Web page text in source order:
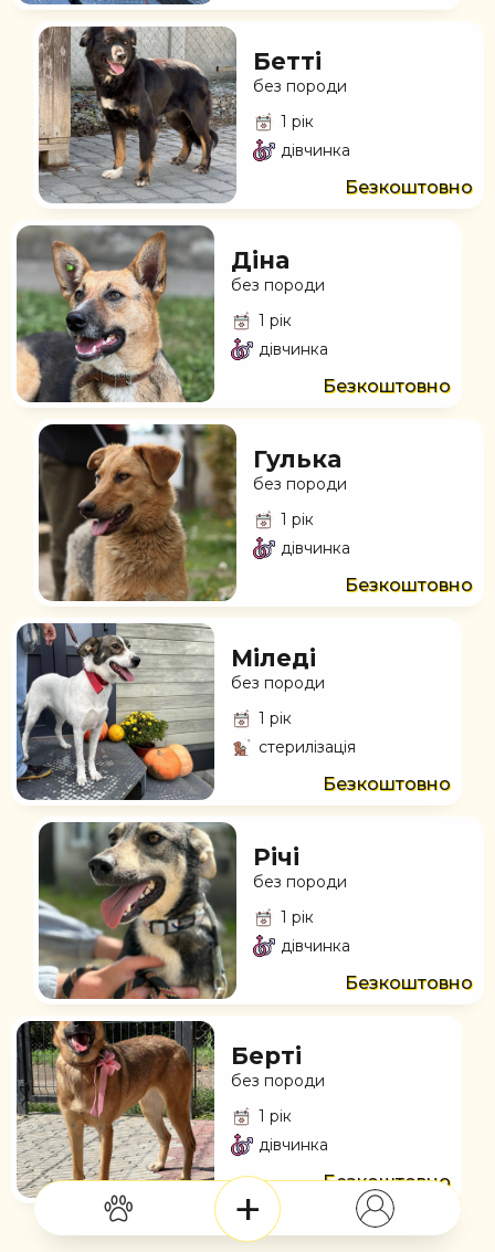
+
Бетті
без породи
1 рік
дівчинка
Безкоштовно
Діна
без породи
1 рік
дівчинка
Безкоштовно
Гулька
без породи
1 рік
дівчинка
Безкоштовно
Міледі
без породи
1 рік
стерилізація
Безкоштовно
Річі
без породи
1 рік
дівчинка
Безкоштовно
Берті
без породи
1 рік
дівчинка
Безкоштовно